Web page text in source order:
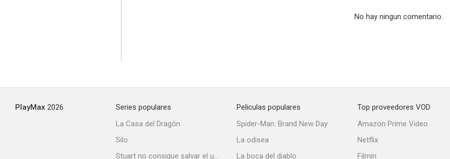
No hay ningun comentario.
PlayMax 2026
Series populares
La Casa del Dragón
Silo
Stuart no consigue salvar el universo
Peliculas populares
Spider-Man: Brand New Day
La odisea
La boca del diablo
Top proveedores VOD
Amazon Prime Video
Netflix
Filmin